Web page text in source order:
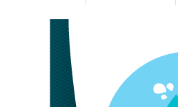
Casa Rural Calera de Leon Sierra de Tentudia